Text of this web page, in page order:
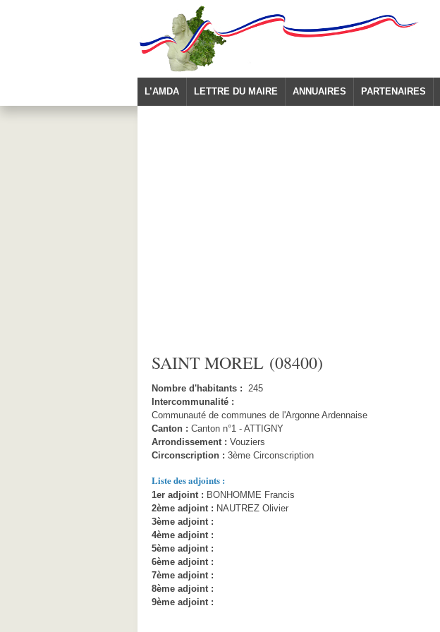
L’AMDA LETTRE DU MAIRE ANNUAIRES PARTENAIRES
SAINT MOREL (08400)
Nombre d'habitants : 245
Intercommunalité :
Communauté de communes de l'Argonne Ardennaise
Canton : Canton n°1 - ATTIGNY
Arrondissement : Vouziers
Circonscription : 3ème Circonscription
Liste des adjoints :
1er adjoint : BONHOMME Francis
2ème adjoint : NAUTREZ Olivier
3ème adjoint :
4ème adjoint :
5ème adjoint :
6ème adjoint :
7ème adjoint :
8ème adjoint :
9ème adjoint :